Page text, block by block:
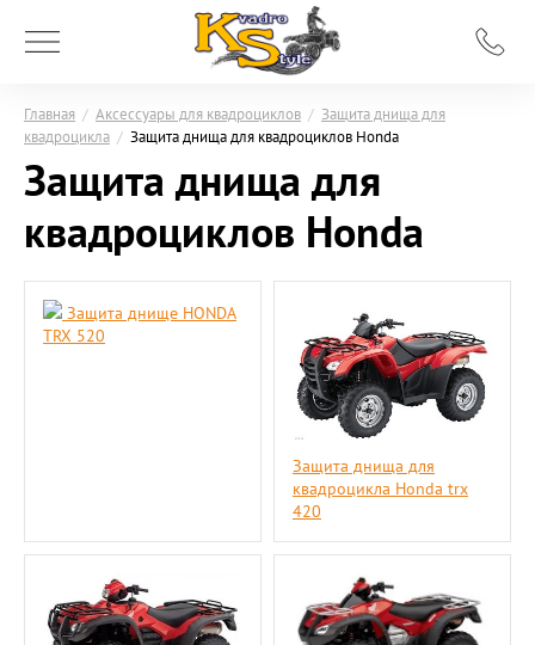
Главная / Аксессуары для квадроциклов / Защита днища для
квадроцикла / Защита днища для квадроциклов Honda
Защита днища для
квадроциклов Honda
Защита днище HONDA
TRX 520
Защита днища для
квадроцикла Honda trx
420